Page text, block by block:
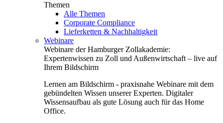
Themen
Alle Themen
Corporate Compliance
Lieferketten & Nachhaltigkeit
Webinare
Webinare der Hamburger Zollakademie:
Expertenwissen zu Zoll und Außenwirtschaft – live auf
Ihrem Bildschirm
Lernen am Bildschirm - praxisnahe Webinare mit dem
gebündelten Wissen unserer Experten. Digitaler
Wissensaufbau als gute Lösung auch für das Home
Office.